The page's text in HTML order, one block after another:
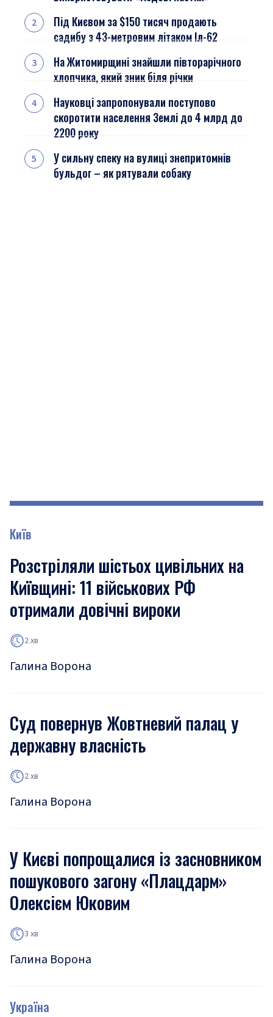
Під Києвом за $150 тисяч продають
садибу з 43-метровим літаком Іл-62
На Житомирщині знайшли півторарічного
хлопчика, який зник біля річки
Науковці запропонували поступово
скоротити населення Землі до 4 млрд до
2200 року
У сильну спеку на вулиці знепритомнів
бульдог – як рятували собаку
Київ
Розстріляли шістьох цивільних на
Київщині: 11 військових РФ
отримали довічні вироки
2 хв
Галина Ворона
Суд повернув Жовтневий палац у
державну власність
2 хв
Галина Ворона
У Києві попрощалися із засновником
пошукового загону «Плацдарм»
Олексієм Юковим
3 хв
Галина Ворона
Україна